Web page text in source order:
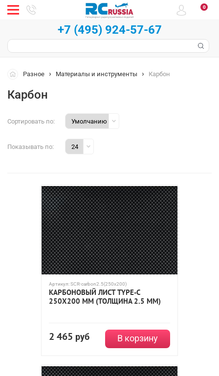
0
+7 (495) 924-57-67
Разное Материалы и инструменты Карбон
Карбон
Сортировать по:
Показывать по:
Артикул:SCR-carbon2.5(250x200)
КАРБОНОВЫЙ ЛИСТ TYPE-C
250Х200 ММ (ТОЛЩИНА 2.5 ММ)
2 465 руб В корзину